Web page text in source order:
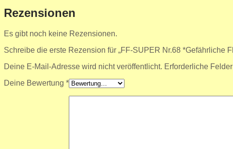
Rezensionen
Es gibt noch keine Rezensionen.
Schreibe die erste Rezension für „FF-SUPER Nr.68 *Gefährliche
Deine E-Mail-Adresse wird nicht veröffentlicht. Erforderliche
Deine Bewertung *